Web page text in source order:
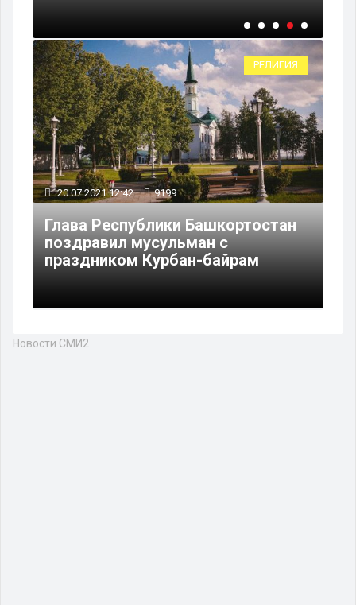
РЕЛИГИЯ
20.07.2021 12:42 9199
Глава Республики Башкортостан
поздравил мусульман с
праздником Курбан-байрам
Новости СМИ2